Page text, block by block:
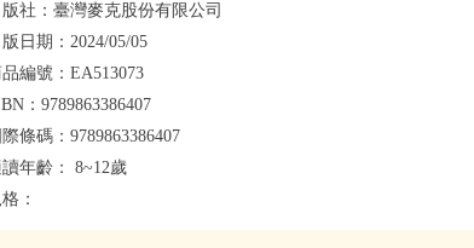
社： 臺灣麥克股份有限公司
日期： 2024/05/05
編號： EA513073
： 9789863386407
際條碼： 9789863386407
年齡： 8~12歲
：